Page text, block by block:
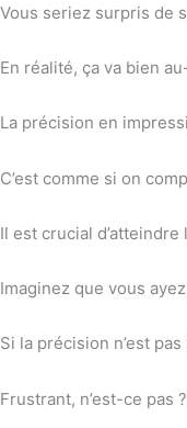
Vous seriez surpris de
En réalité, ça va bien
La précision en
C’est comme si on
Il est crucial
Imaginez que vous
Si la précision n’est
Frustrant, n’est-ce pas ?